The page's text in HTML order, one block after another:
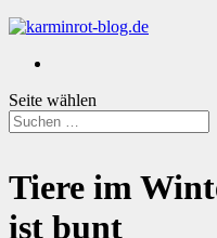
Seite wählen
Tiere im
ist bunt